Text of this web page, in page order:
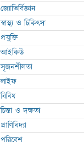
জ্যোতির্বিজ্ঞান
স্বাস্থ্য ও চিকিৎসা
প্রযুক্তি
আইকিউ
সৃজনশীলতা
লাইফ
বিবিধ
চিন্তা ও দক্ষতা
প্রাণিবিদ্যা
পরিবেশ